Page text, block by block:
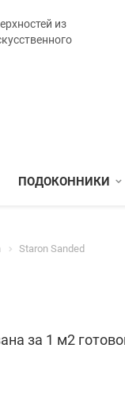
из
ПОДОКОННИКИ
Staron Sanded
за 1 м2